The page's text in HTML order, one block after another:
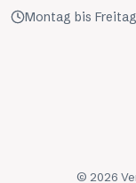
Montag bis
© 2026